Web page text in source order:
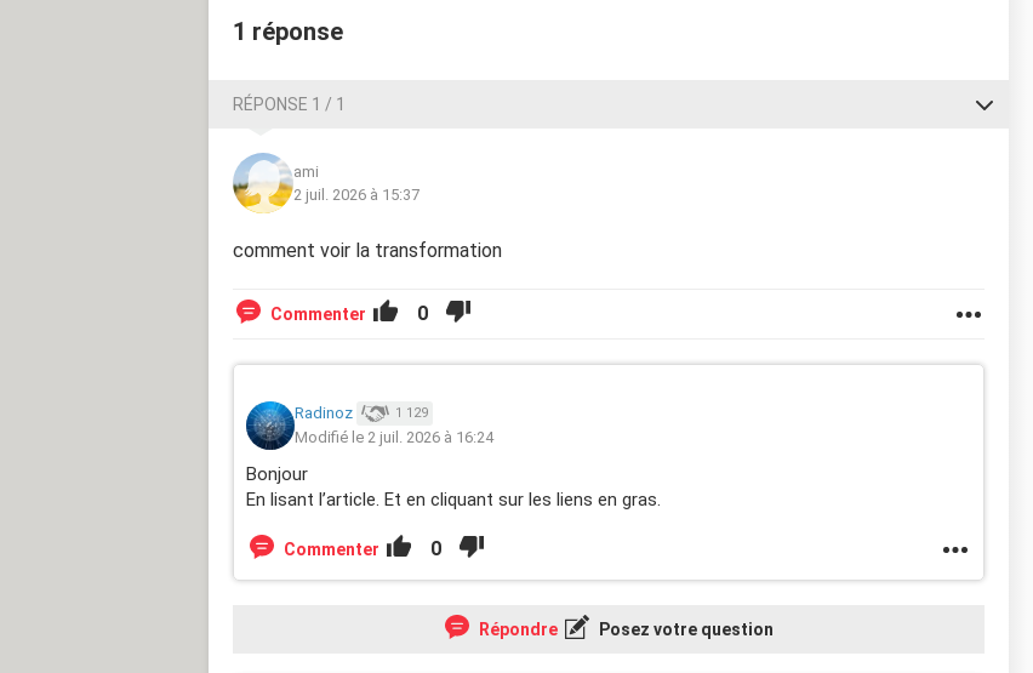
1 réponse
RÉPONSE 1 / 1
ami
2 juil. 2026 à 15:37
comment voir la transformation
Commenter 0
Radinoz 1 129
Modifié le 2 juil. 2026 à 16:24
Bonjour
En lisant l’article. Et en cliquant sur les liens en gras.
Commenter 0
Répondre Posez votre question